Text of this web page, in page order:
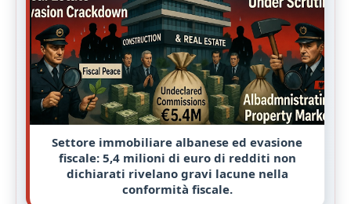
Settore immobiliare albanese ed evasione
fiscale: 5,4 milioni di euro di redditi non
dichiarati rivelano gravi lacune nella
conformità fiscale.